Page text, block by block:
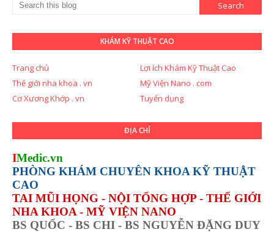
KHÁM KỸ THUẬT CAO
Trang chủ
Lợi ích Khám Kỹ Thuật Cao
Thế giới nha khoa . vn
Mỹ Viện Nano . com
Cơ Xương Khớp . vn
Tuyển dụng
ĐỊA CHỈ
IMedic.vn
PHÒNG KHÁM CHUYÊN KHOA KỸ THUẬT
CAO
TAI MŨI HỌNG - NỘI TỔNG HỢP - THẾ GIỚI
NHA KHOA - MỸ VIỆN NANO
BS QUỐC - BS CHI - BS NGUYỄN ĐẶNG DUY